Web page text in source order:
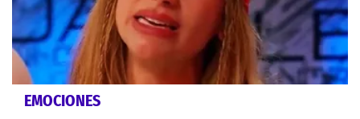
EMOCIONES